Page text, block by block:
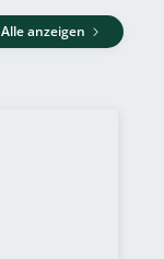
Alle anzeigen